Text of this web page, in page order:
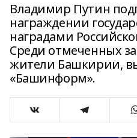
Владимир Путин
награждении
наградами
Среди отмеченных за
жители Башкирии,
«Башинформ».